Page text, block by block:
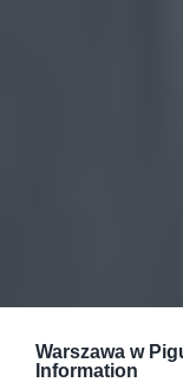
Warszawa w
Information